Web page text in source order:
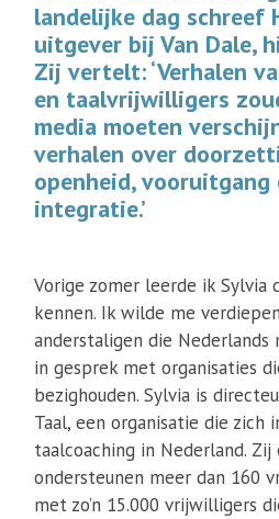
landelijke dag schreef
uitgever bij Van Dale,
Zij vertelt: ‘Verhalen
en taalvrijwilligers
media moeten
verhalen over
openheid, vooruitgang
integratie.’
Vorige zomer leerde ik Sylvia
kennen. Ik wilde me
anderstaligen die Nederlands
in gesprek met organisaties
bezighouden. Sylvia is
Taal, een organisatie die zich
taalcoaching in Nederland. Zij
ondersteunen meer dan 160
met zo’n 15.000 vrijwilligers